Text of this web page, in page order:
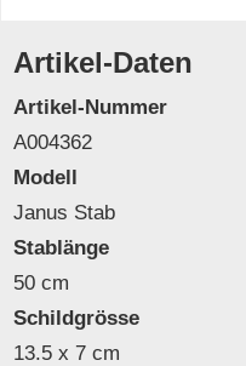
Artikel-Daten
Artikel-Nummer
A004362
Modell
Janus Stab
Stablänge
50 cm
Schildgrösse
13.5 x 7 cm